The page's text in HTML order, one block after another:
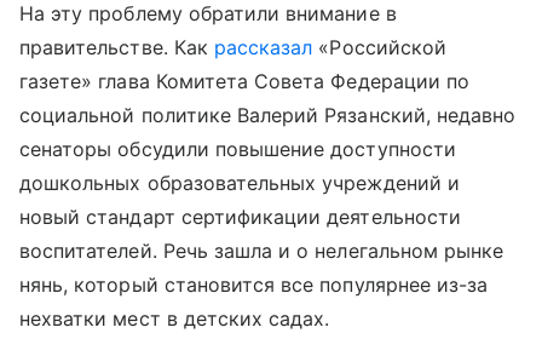
На эту проблему обратили внимание в
правительстве. Как рассказал «Российской
газете» глава Комитета Совета Федерации по
социальной политике Валерий Рязанский, недавно
сенаторы обсудили повышение доступности
дошкольных образовательных учреждений и
новый стандарт сертификации деятельности
воспитателей. Речь зашла и о нелегальном рынке
нянь, который становится все популярнее из-за
нехватки мест в детских садах.